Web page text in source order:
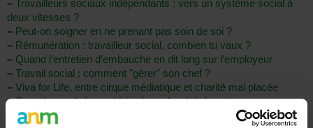
–
Travailleurs sociaux indépendants : vers un système social à
deux vitesses ?
– Peut-on soigner en ne prenant pas soin de soi ?
– Rémunération : travailleur social, combien tu vaux ?
– Quand l’entretien d’embauche en dit long sur l’employeur
– Travail social : comment "gérer" son chef ?
– Viva for Life, entre cirque médiatique et charité mal placée
– Quand nos aînés sont laissés au bord de la route...
Travailleur social : comment démotiver un collègue compétent